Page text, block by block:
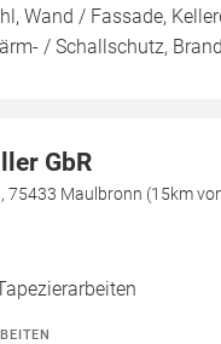
Wand / Fassade,
/ Schallschutz,
GbR
75433 Maulbronn (15km